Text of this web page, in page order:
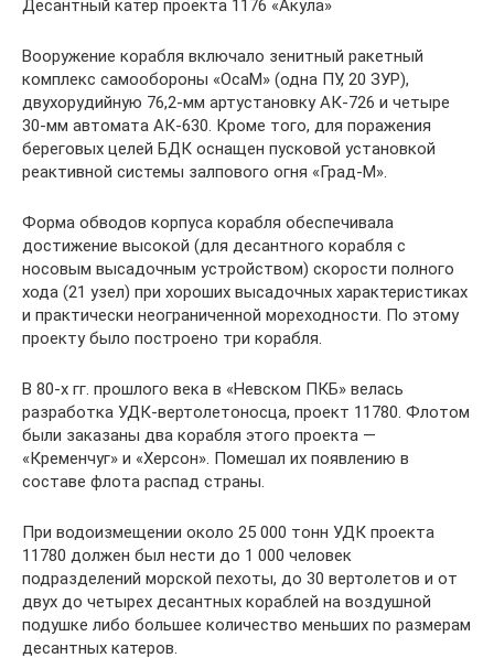
Десантный катер проекта 1176 «Акула»
Вооружение корабля включало зенитный ракетный
комплекс самообороны «ОсаМ» (одна ПУ, 20 ЗУР),
двухорудийную 76,2-мм артустановку АК-726 и четыре
30-мм автомата АК-630. Кроме того, для поражения
береговых целей БДК оснащен пусковой установкой
реактивной системы залпового огня «Град-М».
Форма обводов корпуса корабля обеспечивала
достижение высокой (для десантного корабля с
носовым высадочным устройством) скорости полного
хода (21 узел) при хороших высадочных характеристиках
и практически неограниченной мореходности. По этому
проекту было построено три корабля.
В 80-х гг. прошлого века в «Невском ПКБ» велась
разработка УДК-вертолетоносца, проект 11780. Флотом
были заказаны два корабля этого проекта —
«Кременчуг» и «Херсон». Помешал их появлению в
составе флота распад страны.
При водоизмещении около 25 000 тонн УДК проекта
11780 должен был нести до 1 000 человек
подразделений морской пехоты, до 30 вертолетов и от
двух до четырех десантных кораблей на воздушной
подушке либо большее количество меньших по размерам
десантных катеров.